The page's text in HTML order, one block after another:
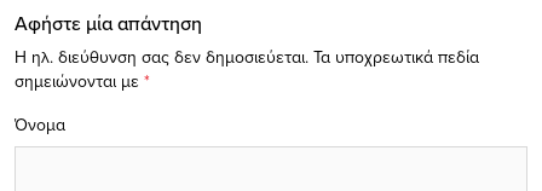
Αφήστε μία απάντηση
Η ηλ. διεύθυνση σας δεν δημοσιεύεται. Τα υποχρεωτικά πεδία
σημειώνονται με *
Όνομα